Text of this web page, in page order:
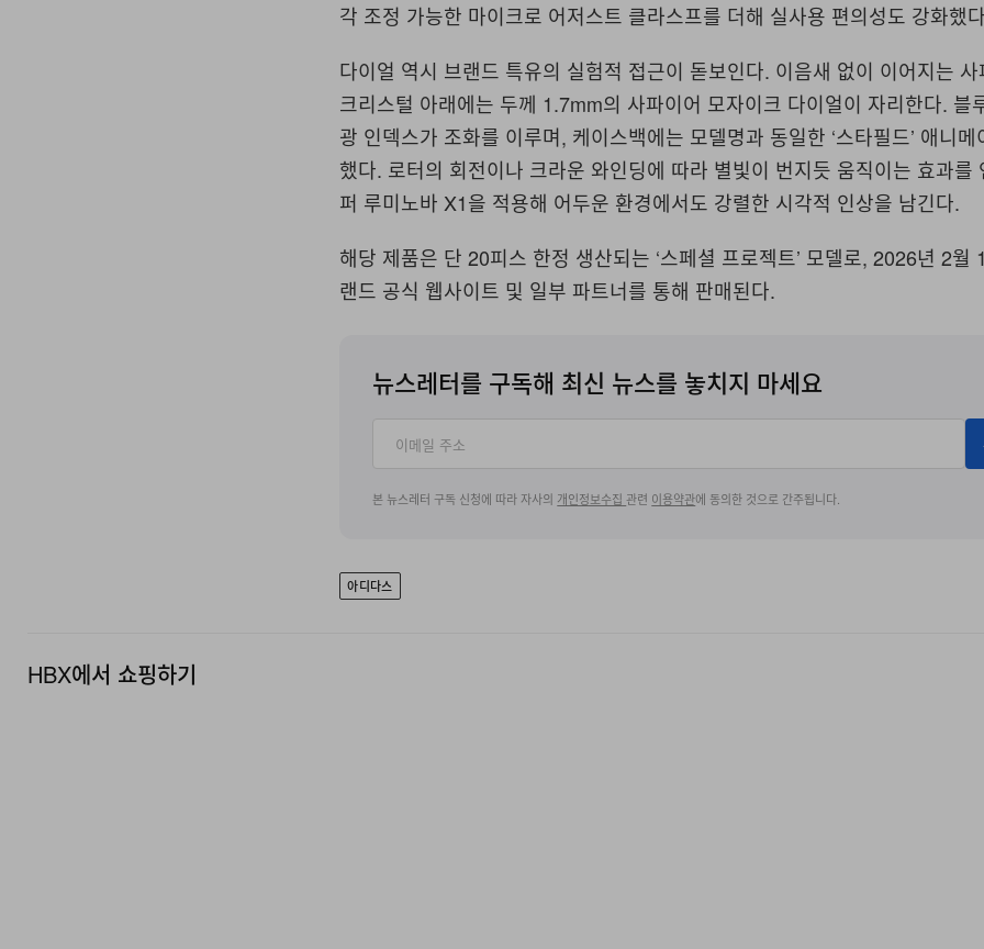
각 조정 가능한 마이크로 어저스트 클라스프를 더해 실사용 편의성도 강화했
다이얼 역시 브랜드 특유의 실험적 접근이 돋보인다. 이음새 없이 이어지는
크리스털 아래에는 두께 1.7mm의 사파이어 모자이크 다이얼이 자리한다. 블
광 인덱스가 조화를 이루며, 케이스백에는 모델명과 동일한 ‘스타필드’ 애니
했다. 로터의 회전이나 크라운 와인딩에 따라 별빛이 번지듯 움직이는 효과를
퍼 루미노바 X1을 적용해 어두운 환경에서도 강렬한 시각적 인상을 남긴다.
해당 제품은 단 20피스 한정 생산되는 ‘스페셜 프로젝트’ 모델로, 2026년 2월
랜드 공식 웹사이트 및 일부 파트너를 통해 판매된다.
뉴스레터를 구독해 최신 뉴스를 놓치지 마세요
본 뉴스레터 구독 신청에 따라 자사의 개인정보수집관련 이용약관에 동의한 것으로 간주됩니다.
아디다스
HBX에서 쇼핑하기